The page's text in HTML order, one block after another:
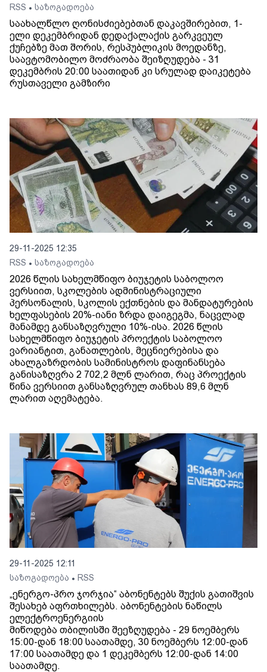
RSS • საზოგადოება
საახალწლო ღონისძიებებთან დაკავშირებით, 1-
ელი დეკემბრიდან დედაქალაქის გარკვეულ
ქუჩებზე მათ შორის, რესპუბლიკის მოედანზე,
საავტომობილო მოძრაობა შეიზღუდება - 31
დეკემბრის 20:00 საათიდან კი სრულად დაიკეტება
რუსთაველი გამზირი
29-11-2025 12:35
RSS • საზოგადოება
2026 წლის სახელმწიფო ბიუჯეტის საბოლოო
ვერსიით, სკოლების ადმინისტრაციული
პერსონალის, სკოლის ექთნების და მანდატურების
ხელფასების 20%-იანი ზრდა დაიგეგმა, ნაცვლად
მანამდე განსაზღვრული 10%-ისა. 2026 წლის
სახელმწიფო ბიუჯეტის პროექტის საბოლოო
ვარიანტით, განათლების, მეცნიერებისა და
ახალგაზრდობის სამინისტროს დაფინანსება
განისაზღვრა 2 702,2 მლნ ლარით, რაც პროექტის
წინა ვერსიით განსაზღვრულ თანხას 89,6 მლნ
ლარით აღემატება.
29-11-2025 12:11
საზოგადოება • RSS
„ენერგო-პრო ჯორჯია“ აბონენტებს შუქის გათიშვის
შესახებ აფრთხილებს. აბონენტების ნაწილს
ელექტროენერგიის
მიწოდება თბილისში შეეზღუდება - 29 ნოემბერს
15:00-დან 18:00 საათამდე, 30 ნოემბერს 12:00-დან
17:00 საათამდე და 1 დეკემბერს 12:00-დან 14:00
საათამდე.